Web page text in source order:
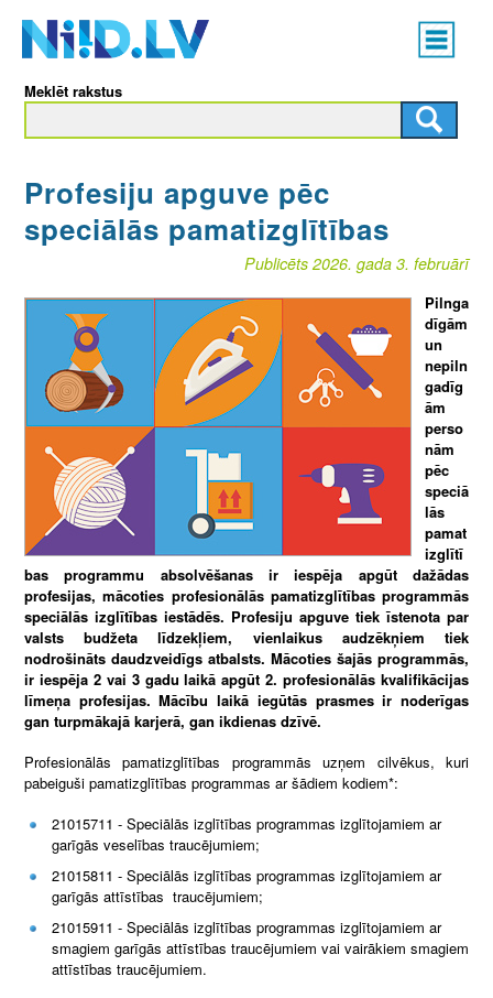
content
Main
menu
Meklēt rakstus
Profesiju apguve pēc
speciālās pamatizglītības
Publicēts 2026. gada 3. februārī
Pilnga
dīgām
un
nepiln
gadīg
ām
perso
nām
pēc
speciā
lās
pamat
izglītī
bas programmu absolvēšanas ir iespēja apgūt dažādas
profesijas, mācoties profesionālās pamatizglītības programmās
speciālās izglītības iestādēs. Profesiju apguve tiek īstenota par
valsts budžeta līdzekļiem, vienlaikus audzēkņiem tiek
nodrošināts daudzveidīgs atbalsts. Mācoties šajās programmās,
ir iespēja 2 vai 3 gadu laikā apgūt 2. profesionālās kvalifikācijas
līmeņa profesijas. Mācību laikā iegūtās prasmes ir noderīgas
gan turpmākajā karjerā, gan ikdienas dzīvē.
Profesionālās pamatizglītības programmās uzņem cilvēkus, kuri
pabeiguši pamatizglītības programmas ar šādiem kodiem*:
21015711 - Speciālās izglītības programmas izglītojamiem ar
garīgās veselības traucējumiem;
21015811 - Speciālās izglītības programmas izglītojamiem ar
garīgās attīstības traucējumiem;
21015911 - Speciālās izglītības programmas izglītojamiem ar
smagiem garīgās attīstības traucējumiem vai vairākiem smagiem
attīstības traucējumiem.